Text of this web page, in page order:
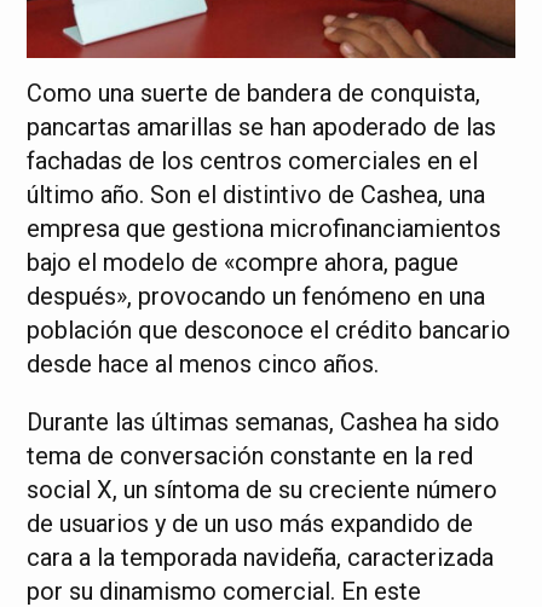
Como una suerte de bandera de conquista,
pancartas amarillas se han apoderado de las
fachadas de los centros comerciales en el
último año. Son el distintivo de Cashea, una
empresa que gestiona microfinanciamientos
bajo el modelo de «compre ahora, pague
después», provocando un fenómeno en una
población que desconoce el crédito bancario
desde hace al menos cinco años.
Durante las últimas semanas, Cashea ha sido
tema de conversación constante en la red
social X, un síntoma de su creciente número
de usuarios y de un uso más expandido de
cara a la temporada navideña, caracterizada
por su dinamismo comercial. En este